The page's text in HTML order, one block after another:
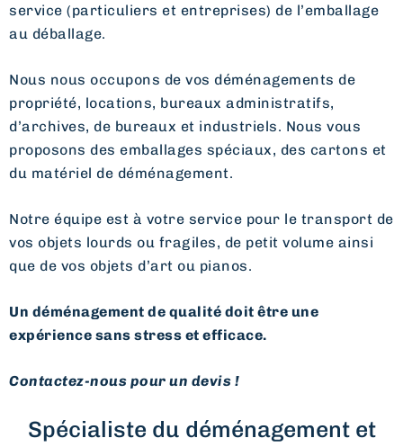
service (particuliers et entreprises) de l’emballage
au déballage.
Nous nous occupons de vos déménagements de
propriété, locations, bureaux administratifs,
d’archives, de bureaux et industriels. Nous vous
proposons des emballages spéciaux, des cartons et
du matériel de déménagement.
Notre équipe est à votre service pour le transport de
vos objets lourds ou fragiles, de petit volume ainsi
que de vos objets d’art ou pianos.
Un déménagement de qualité doit être une
expérience sans stress et efficace.
Contactez-nous pour un devis !
Spécialiste du déménagement et